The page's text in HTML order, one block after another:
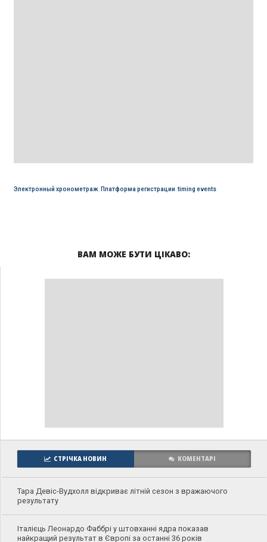
Электронный хронометраж, Платформа регистрации,timing events
ВАМ МОЖЕ БУТИ ЦІКАВО:
СТРІЧКА НОВИН КОМЕНТАРІ
Тара Девіс-Вудхолл відкриває літній сезон з вражаючого
результату
Італієць Леонардо Фаббрі у штовханні ядра показав
найкращий результат в Європі за останні 36 років